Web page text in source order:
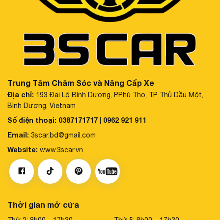
Quy cách sản phẩm
Mỗi bộ sản phẩm TPMS J3 series bao gồm:
04 cảm biến tích hợp trong van gắn lốp xe
01 bộ thu tín hiệu có jack nối tiêu chuẩn phù hợp với màn
hình AVN nguyên bản của xe.
01 bộ giắc chuyển
01 sách hướng dẫn sử dụng và cài đặt
Trung Tâm Chăm Sóc và Nâng Cấp Xe
Địa chỉ: 193 Đại Lộ Bình Dương, P.Phú Thọ, TP Thủ Dầu Một,
Bình Dương, Vietnam
Số điện thoại: 0387171717
0962 921 911
Email: 3scar.bd@gmail.com
Website: www.3scar.vn
Thời gian mở cửa